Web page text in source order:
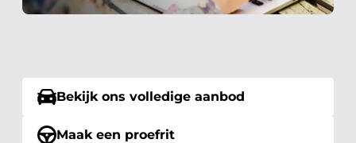
Bekijk ons volledige aanbod
Maak een proefrit